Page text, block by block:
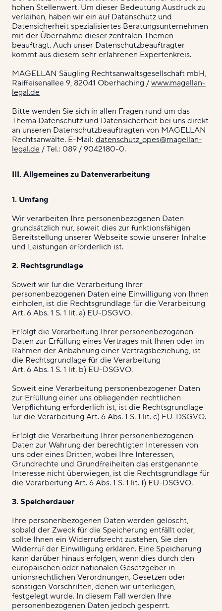
hohen Stellenwert. Um dieser Bedeutung Ausdruck zu
verleihen, haben wir ein auf Datenschutz und
Datensicherheit spezialisiertes Beratungsunternehmen
mit der Übernahme dieser zentralen Themen
beauftragt. Auch unser Datenschutzbeauftragter
kommt aus diesem sehr erfahrenen Expertenkreis.
MAGELLAN Säugling Rechtsanwaltsgesellschaft mbH,
Raiffeisenallee 9, 82041 Oberhaching / www.magellan-
legal.de
Bitte wenden Sie sich in allen Fragen rund um das
Thema Datenschutz und Datensicherheit bei uns direkt
an unseren Datenschutzbeauftragten von MAGELLAN
Rechtsanwälte. E-Mail: datenschutz_opes@magellan-
legal.de / Tel.: 089 / 9042180-0.
III. Allgemeines zu Datenverarbeitung
1. Umfang
Wir verarbeiten Ihre personenbezogenen Daten
grundsätzlich nur, soweit dies zur funktionsfähigen
Bereitstellung unserer Webseite sowie unserer Inhalte
und Leistungen erforderlich ist.
2. Rechtsgrundlage
Soweit wir für die Verarbeitung Ihrer
personenbezogenen Daten eine Einwilligung von Ihnen
einholen, ist die Rechtsgrundlage für die Verarbeitung
Art. 6 Abs. 1 S. 1 lit. a) EU-DSGVO.
Erfolgt die Verarbeitung Ihrer personenbezogenen
Daten zur Erfüllung eines Vertrages mit Ihnen oder im
Rahmen der Anbahnung einer Vertragsbeziehung, ist
die Rechtsgrundlage für die Verarbeitung
Art. 6 Abs. 1 S. 1 lit. b) EU-DSGVO.
Soweit eine Verarbeitung personenbezogener Daten
zur Erfüllung einer uns obliegenden rechtlichen
Verpflichtung erforderlich ist, ist die Rechtsgrundlage
für die Verarbeitung Art. 6 Abs. 1 S. 1 lit. c) EU-DSGVO.
Erfolgt die Verarbeitung Ihrer personenbezogenen
Daten zur Wahrung der berechtigten Interessen von
uns oder eines Dritten, wobei Ihre Interessen,
Grundrechte und Grundfreiheiten das erstgenannte
Interesse nicht überwiegen, ist die Rechtsgrundlage für
die Verarbeitung Art. 6 Abs. 1 S. 1 lit. f) EU-DSGVO.
3. Speicherdauer
Ihre personenbezogenen Daten werden gelöscht,
sobald der Zweck für die Speicherung entfällt oder,
sollte Ihnen ein Widerrufsrecht zustehen, Sie den
Widerruf der Einwilligung erklären. Eine Speicherung
kann darüber hinaus erfolgen, wenn dies durch den
europäischen oder nationalen Gesetzgeber in
unionsrechtlichen Verordnungen, Gesetzen oder
sonstigen Vorschriften, denen wir unterliegen,
festgelegt wurde. In diesem Fall werden Ihre
personenbezogenen Daten jedoch gesperrt.